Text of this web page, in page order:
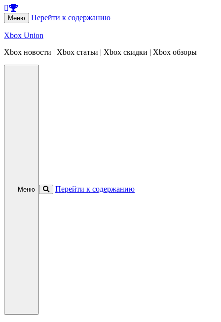
Меню Перейти к содержанию
Xbox Union
Xbox новости | Xbox статьи | Xbox скидки | Xbox обзоры
Меню Перейти к содержанию